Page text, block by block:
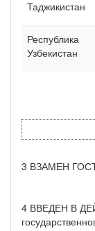
Таджикистан
Республика
Узбекистан
3 ВЗАМЕН
4 ВВЕДЕН В